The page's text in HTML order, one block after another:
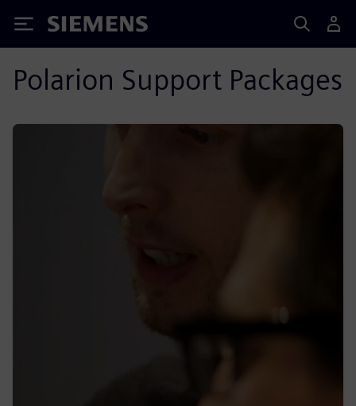
Siemens
Polarion Support Packages